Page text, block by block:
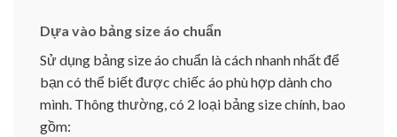
Dựa vào bảng size áo chuẩn
Sử dụng bảng size áo chuẩn là cách nhanh nhất để
bạn có thể biết được chiếc áo phù hợp dành cho
mình. Thông thường, có 2 loại bảng size chính, bao
gồm: